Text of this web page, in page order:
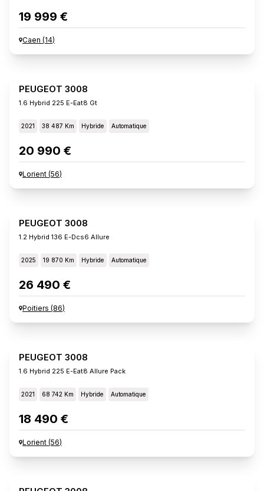
19 999 €
Caen (14)
PEUGEOT 3008
1.6 Hybrid 225 E-Eat8 Gt
2021 38 487 Km Hybride Automatique
20 990 €
Lorient (56)
PEUGEOT 3008
1.2 Hybrid 136 E-Dcs6 Allure
2025 19 870 Km Hybride Automatique
26 490 €
Poitiers (86)
PEUGEOT 3008
1.6 Hybrid 225 E-Eat8 Allure Pack
2021 68 742 Km Hybride Automatique
18 490 €
Lorient (56)